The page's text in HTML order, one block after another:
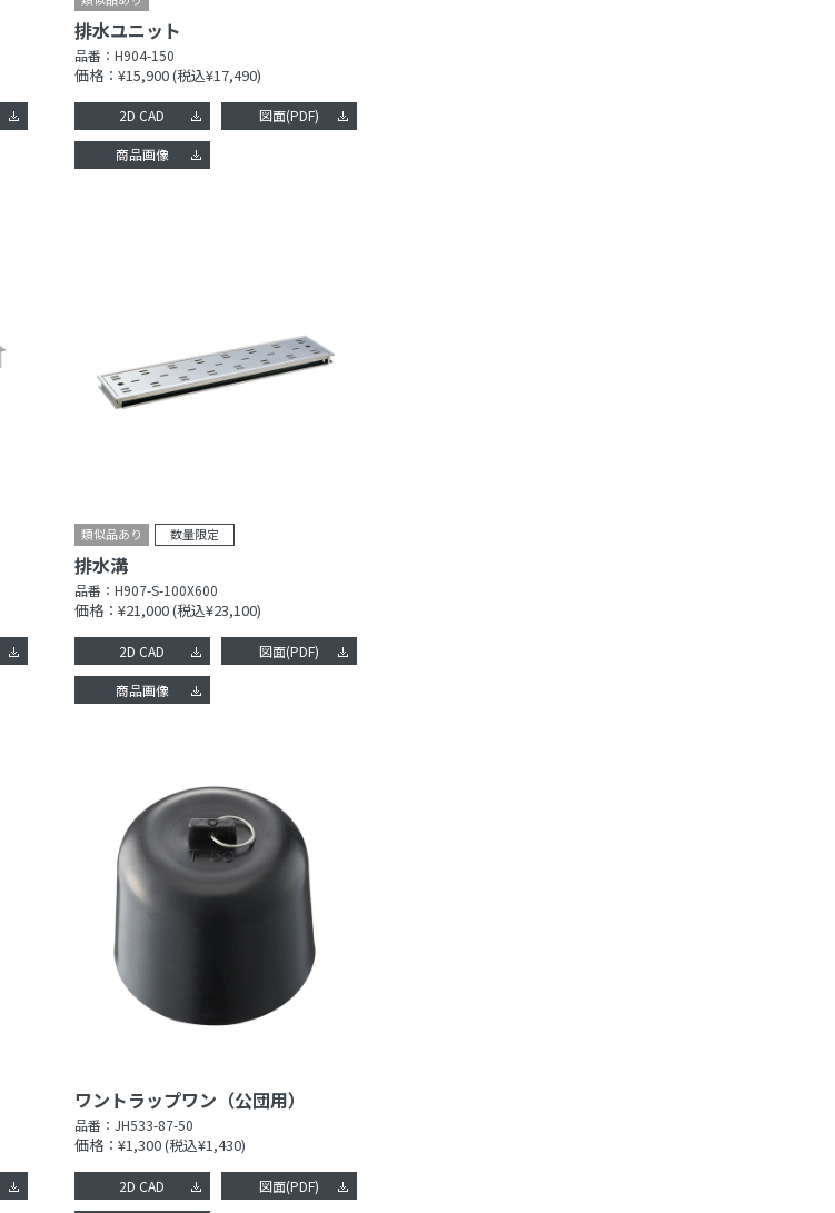
排水ユニット
品番： H904-150
価格：¥15,900(税込¥17,490)
2D CAD 図面(PDF)
商品画像
排水溝
品番： H907-S-100X600
価格：¥21,000(税込¥23,100)
2D CAD 図面(PDF)
商品画像
ワントラップワン（公団用）
品番： JH533-87-50
価格：¥1,300(税込¥1,430)
2D CAD 図面(PDF)